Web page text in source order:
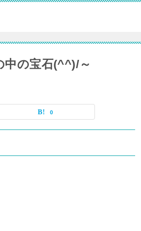
中の宝石(^^)/～
0